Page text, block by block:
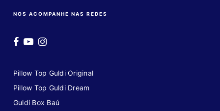
NOS ACOMPANHE NAS REDES
Pillow Top Guldi Original
Pillow Top Guldi Dream
Guldi Box Baú